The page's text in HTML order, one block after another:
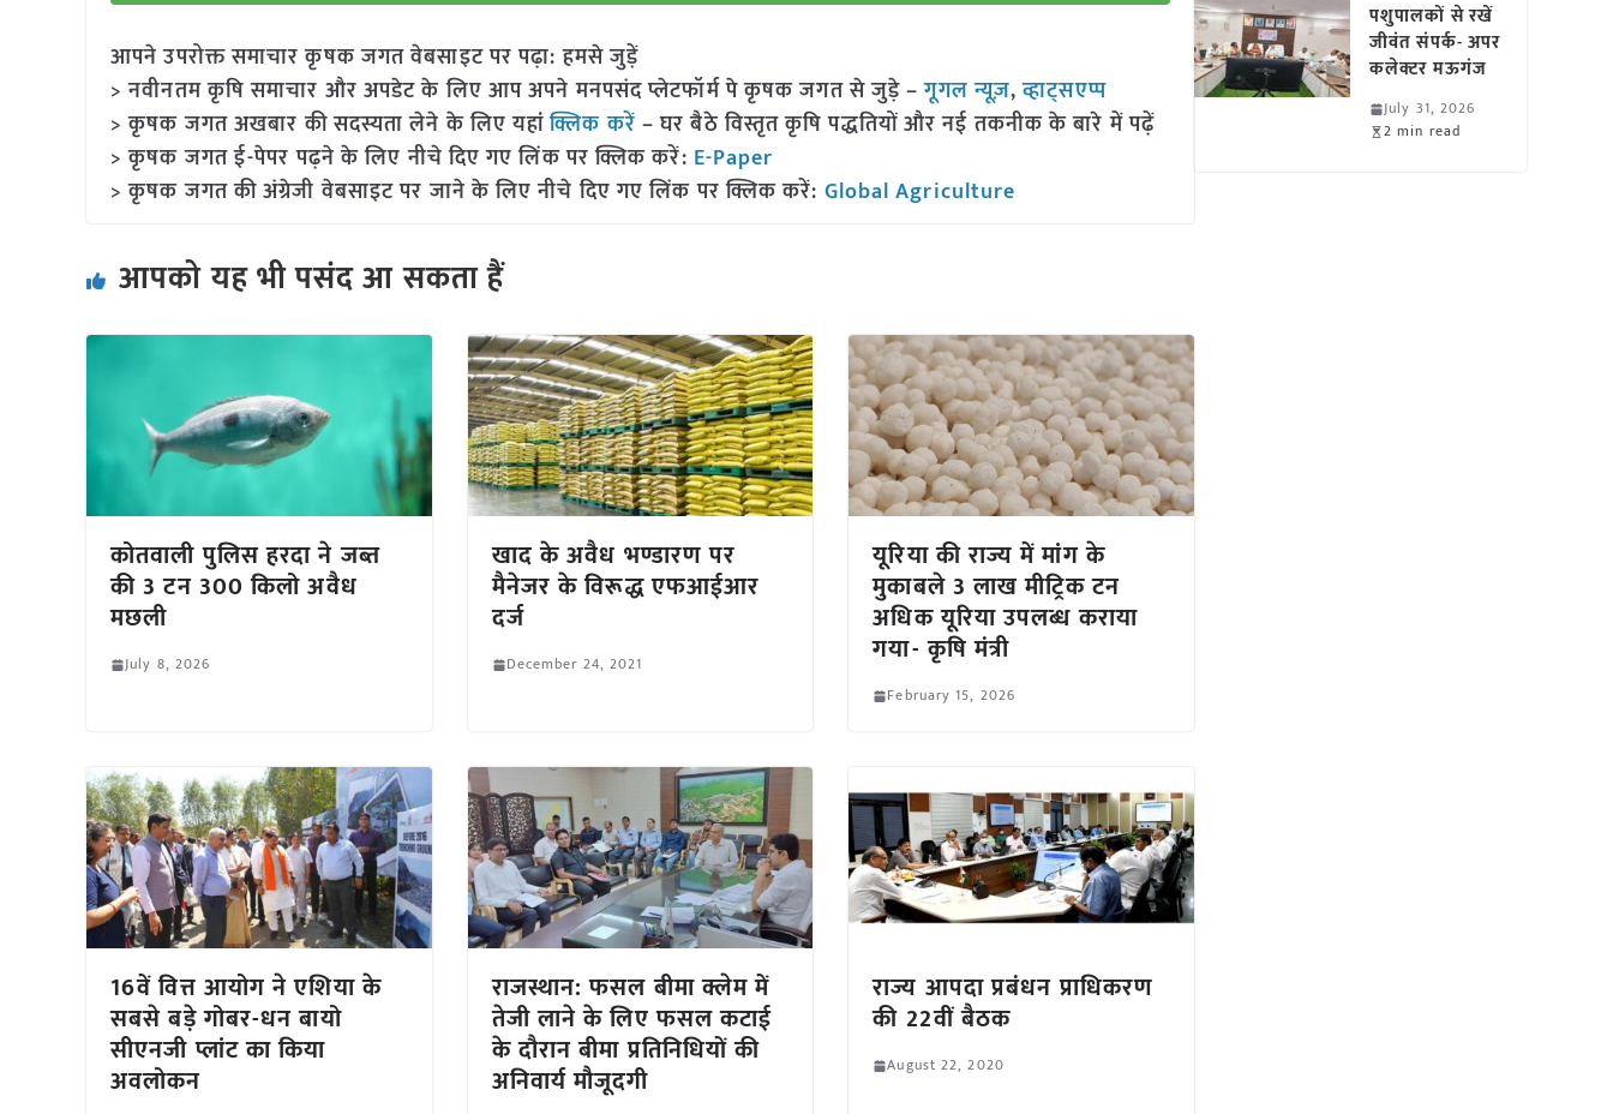
आपने उपरोक्त समाचार कृषक जगत वेबसाइट पर पढ़ा: हमसे जुड़ें
> नवीनतम कृषि समाचार और अपडेट के लिए आप अपने मनपसंद प्लेटफॉर्म पे कृषक जगत से जुड़े –गूगल न्यूज़,व्हाट्सएप्प
> कृषक जगत अखबार की सदस्यता लेने के लिए यहांक्लिक करें – घर बैठे विस्तृत कृषि पद्धतियों और नई तकनीक के बारे में पढ़ें
> कृषक जगत ई-पेपर पढ़ने के लिए नीचे दिए गए लिंक पर क्लिक करें: E-Paper
> कृषक जगत की अंग्रेजी वेबसाइट पर जाने के लिए नीचे दिए गए लिंक पर क्लिक करें: Global Agriculture
आपको यह भी पसंद आ सकता हैं
कोतवाली पुलिस हरदा ने जब्त
की 3 टन 300 किलो अवैध
मछली
July 8, 2026
खाद के अवैध भण्डारण पर
मैनेजर के विरूद्ध एफआईआर
दर्ज
December 24, 2021
यूरिया की राज्य में मांग के
मुकाबले 3 लाख मीट्रिक टन
अधिक यूरिया उपलब्ध कराया
गया- कृषि मंत्री
February 15, 2026
16वें वित्त आयोग ने एशिया के
सबसे बड़े गोबर-धन बायो
सीएनजी प्लांट का किया
अवलोकन
राजस्थान: फसल बीमा क्लेम में
तेजी लाने के लिए फसल कटाई
के दौरान बीमा प्रतिनिधियों की
अनिवार्य मौजूदगी
राज्य आपदा प्रबंधन प्राधिकरण
की 22वीं बैठक
August 22, 2020
पशुपालकों से रखें
जीवंत संपर्क- अपर
कलेक्टर मऊगंज
July 31, 2026
2 min read